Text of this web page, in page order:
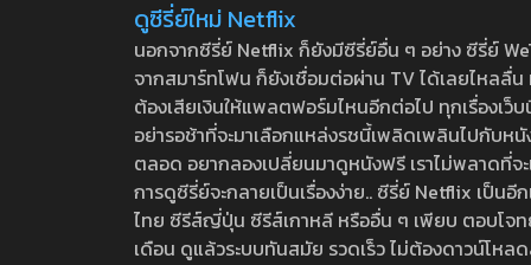
ดูซีรี่ย์ใหม่ Netflix
นอกจากซีรี่ย์ Netflix ก็ยังมีซีรี่ย์อื่น ๆ อย่าง ซีรี่ย์
จากสมาร์ทโฟน ก็ยังเชื่อมต่อผ่าน TV ได้เลยไหลลื่
ต้องเสียเงินให้แพลตฟอร์มไหนอีกต่อไป ทุกเรื่องเว็
อย่ารอช้าที่จะมาเลือกแหล่งรชนี้เพลิดเพลินไปกับห
ตลอด อยากลองเปลี่ยนมาดูหนังฟรี เราไม่พลาดที่
การดูซีรี่ย์จะกลายเป็นเรื่องง่าย.. ซีรี่ย์ Netflix เป็น
ไทย ซีรีส์ญี่ปุ่น ซีรีส์เกาหลี หรืออื่น ๆ เพียบ ตอบโจท
เดือน ดูแล้วระบบทันสมัย รวดเร็ว ไม่ต้องดาวน์โห